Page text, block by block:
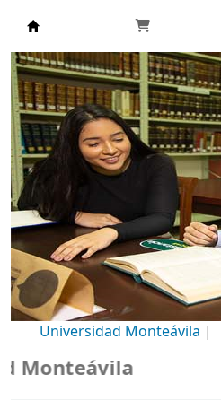
Biblioteca Universidad
Universidad Monteávila |